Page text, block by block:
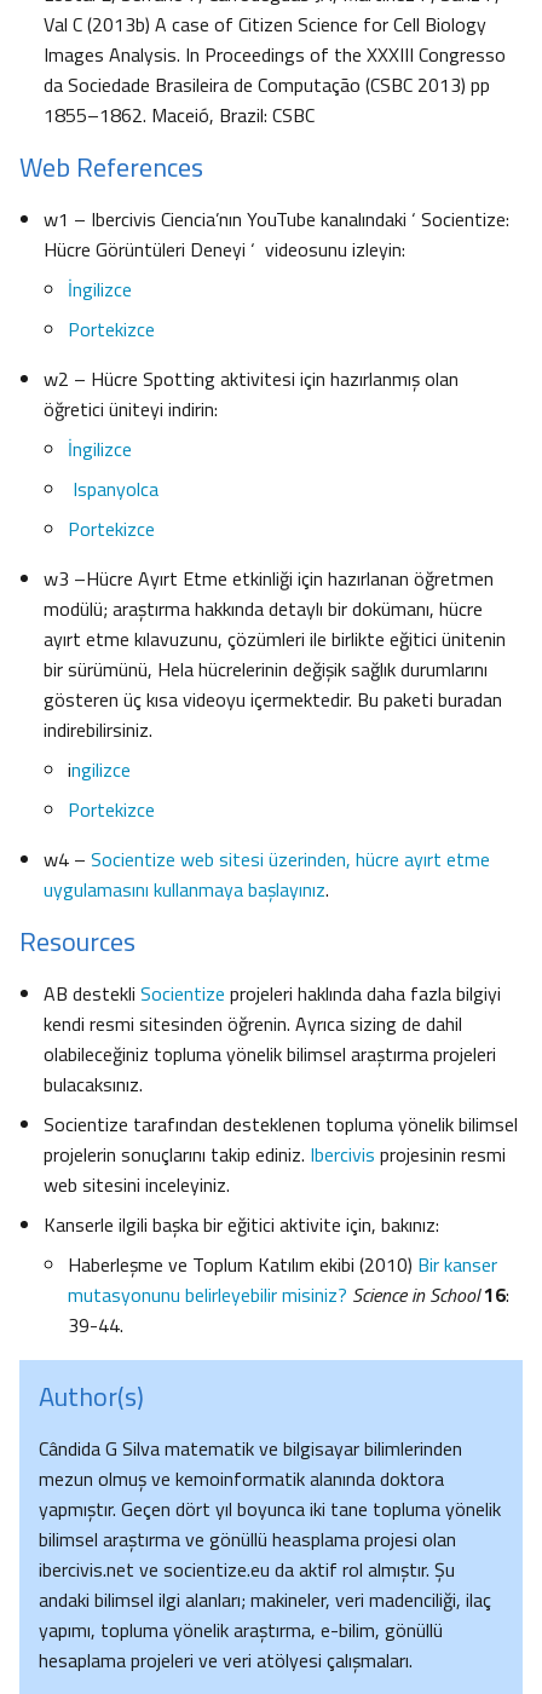
Val C (2013b) A case of Citizen Science for Cell Biology
Images Analysis. In Proceedings of the XXXIII Congresso
da Sociedade Brasileira de Computação (CSBC 2013) pp
1855–1862. Maceió, Brazil: CSBC
Web References
w1 – Ibercivis Ciencia’nın YouTube kanalındaki ‘ Socientize:
Hücre Görüntüleri Deneyi ‘ videosunu izleyin:
İngilizce
Portekizce
w2 – Hücre Spotting aktivitesi için hazırlanmış olan
öğretici üniteyi indirin:
İngilizce
Ispanyolca
Portekizce
w3 –Hücre Ayırt Etme etkinliği için hazırlanan öğretmen
modülü; araştırma hakkında detaylı bir dokümanı, hücre
ayırt etme kılavuzunu, çözümleri ile birlikte eğitici ünitenin
bir sürümünü, Hela hücrelerinin değişik sağlık durumlarını
gösteren üç kısa videoyu içermektedir. Bu paketi buradan
indirebilirsiniz.
ingilizce
Portekizce
w4 – Socientize web sitesi üzerinden, hücre ayırt etme
uygulamasını kullanmaya başlayınız.
Resources
AB destekli Socientize projeleri haklında daha fazla bilgiyi
kendi resmi sitesinden öğrenin. Ayrıca sizing de dahil
olabileceğiniz topluma yönelik bilimsel araştırma projeleri
bulacaksınız.
Socientize tarafından desteklenen topluma yönelik bilimsel
projelerin sonuçlarını takip ediniz. Ibercivis projesinin resmi
web sitesini inceleyiniz.
Kanserle ilgili başka bir eğitici aktivite için, bakınız:
Haberleşme ve Toplum Katılım ekibi (2010) Bir kanser
mutasyonunu belirleyebilir misiniz? Science in School16:
39-44.
Author(s)
Cândida G Silva matematik ve bilgisayar bilimlerinden
mezun olmuş ve kemoinformatik alanında doktora
yapmıştır. Geçen dört yıl boyunca iki tane topluma yönelik
bilimsel araştırma ve gönüllü heasplama projesi olan
ibercivis.net ve socientize.eu da aktif rol almıştır. Şu
andaki bilimsel ilgi alanları; makineler, veri madenciliği, ilaç
yapımı, topluma yönelik araştırma, e-bilim, gönüllü
hesaplama projeleri ve veri atölyesi çalışmaları.